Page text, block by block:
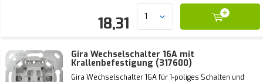
18,31
Gira Wechselschalter 16A mit
Krallenbefestigung (317600)
Gira Wechselschalter 16A für 1-poliges Schalten und